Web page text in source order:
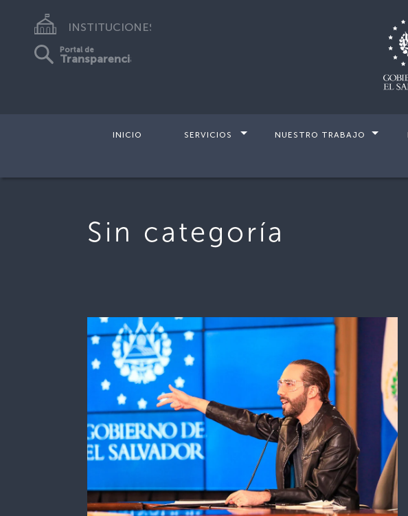
INSTITUCIONES
Portal de
Transparencia
INICIO SERVICIOS NUESTRO TRABAJO
Sin categoría